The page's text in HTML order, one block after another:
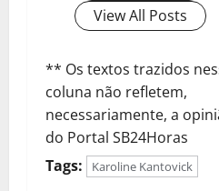
View All Posts
** Os textos trazidos
coluna não refletem,
necessariamente, a
do Portal SB24Horas
Tags:
Karoline Kantovick